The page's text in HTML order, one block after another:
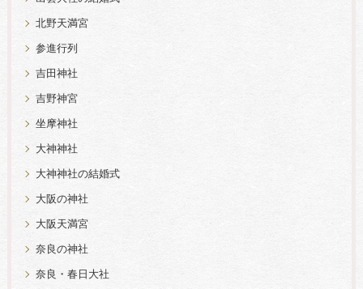
北野天満宮
参進行列
吉田神社
吉野神宮
坐摩神社
大神神社
大神神社の結婚式
大阪の神社
大阪天満宮
奈良の神社
奈良・春日大社